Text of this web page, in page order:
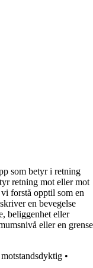
som betyr i retning
retning mot eller mot
forstå opptil som en
en bevegelse
beliggenhet eller
eller en grense
motstandsdyktig •